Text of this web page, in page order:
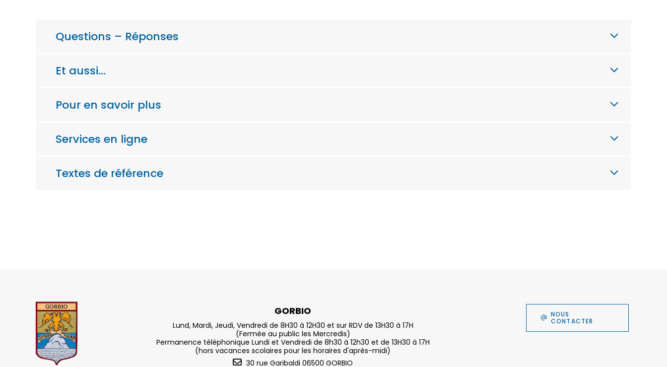
Questions – Réponses
Et aussi…
Pour en savoir plus
Services en ligne
Textes de référence
GORBIO
Lund, Mardi, Jeudi, Vendredi de 8H30 à 12H30 et sur RDV de 13H30 à 17H
(Fermée au public les Mercredis)
Permanence téléphonique Lundi et Vendredi de 8h30 à 12h30 et de 13H30 à 17H
(hors vacances scolaires pour les horaires d'après-midi)
30 rue Garibaldi 06500 GORBIO
NOUS
CONTACTER